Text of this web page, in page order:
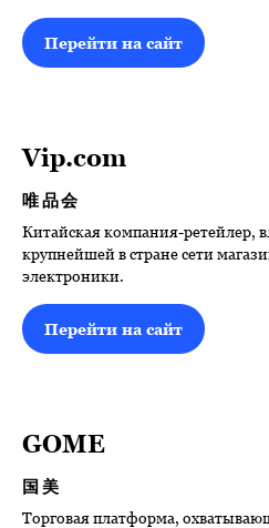
Перейти на сайт
Vip.com
唯品会
Китайская компания-ретейлер,
крупнейшей в стране сети
электроники.
Перейти на сайт
GOME
国美
Торговая платформа,